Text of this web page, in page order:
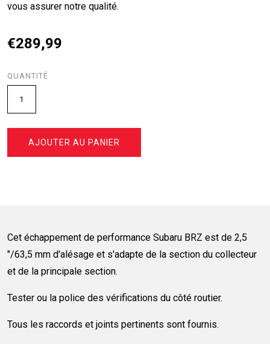
vous assurer notre qualité.
€289,99
QUANTITÉ
AJOUTER AU PANIER
Cet échappement de performance Subaru BRZ est de 2,5
"/63,5 mm d'alésage et s'adapte de la section du collecteur
et de la principale section.
Tester ou la police des vérifications du côté routier.
Tous les raccords et joints pertinents sont fournis.